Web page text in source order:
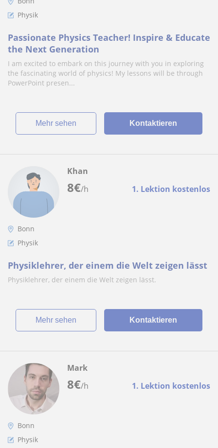
Physik
Passionate Physics Teacher! Inspire & Educate
the Next Generation
I am excited to embark on this journey with you in exploring
the fascinating world of physics! My lessons will be through
PowerPoint presen...
Mehr sehen Kontaktieren
8€/h 1. Lektion kostenlos
Khan
Bonn
Physik
Physiklehrer, der einem die Welt zeigen lässt
Physiklehrer, der einem die Welt zeigen lässt.
Mehr sehen Kontaktieren
8€/h 1. Lektion kostenlos
Mark
Bonn
Physik